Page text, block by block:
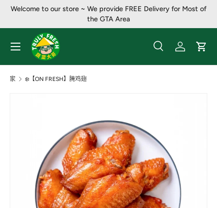
Welcome to our store ~ We provide FREE Delivery for Most of
the GTA Area
搜索
产品类别
搜索 登录 大车
菜单
家 ❄️【ON FRESH】腌鸡翅